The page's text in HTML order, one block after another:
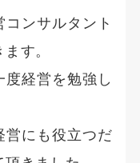
ンサルタント
す。
経営を勉強し
営にも役立つだ